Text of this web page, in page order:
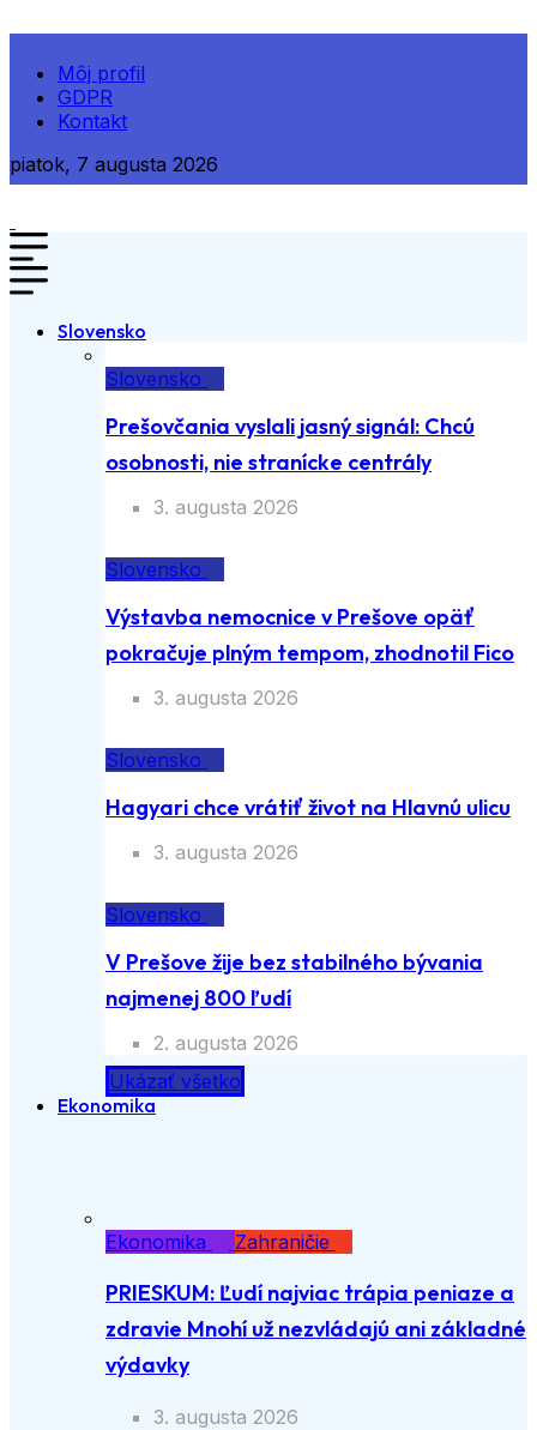
Môj profil
GDPR
Kontakt
piatok, 7 augusta 2026
Slovensko
Slovensko
Prešovčania vyslali jasný signál: Chcú
osobnosti, nie stranícke centrály
3. augusta 2026
Slovensko
Výstavba nemocnice v Prešove opäť
pokračuje plným tempom, zhodnotil Fico
3. augusta 2026
Slovensko
Hagyari chce vrátiť život na Hlavnú ulicu
3. augusta 2026
Slovensko
V Prešove žije bez stabilného bývania
najmenej 800 ľudí
2. augusta 2026
Ukázať všetko
Ekonomika
Ekonomika Zahraničie
PRIESKUM: Ľudí najviac trápia peniaze a
zdravie Mnohí už nezvládajú ani základné
výdavky
3. augusta 2026